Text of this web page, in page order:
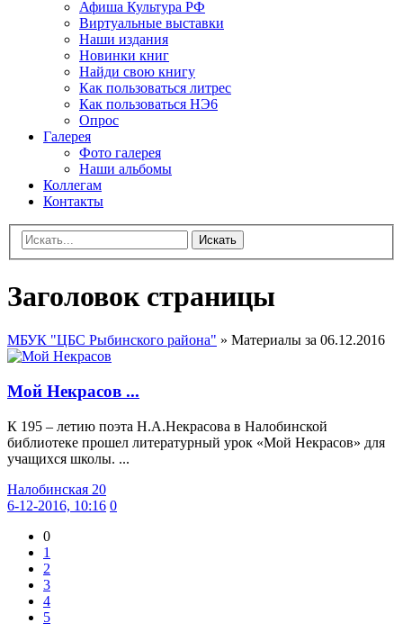
Афиша Культура РФ
Виртуальные выставки
Наши издания
Новинки книг
Найди свою книгу
Как пользоваться литрес
Как пользоваться НЭ6
Опрос
Галерея
Фото галерея
Наши альбомы
Коллегам
Контакты
Искать
Заголовок страницы
МБУК "ЦБС Рыбинского района" » Материалы за 06.12.2016
Мой Некрасов ...
К 195 – летию поэта Н.А.Некрасова в Налобинской
библиотеке прошел литературный урок «Мой Некрасов» для
учащихся школы. ...
Налобинская 20
6-12-2016, 10:16 0
0
1
2
3
4
5